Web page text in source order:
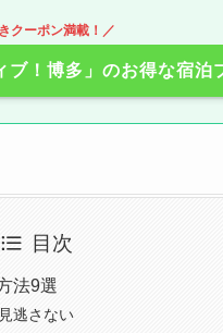
クーポン満載！／
！博多」のお得な宿泊
目次
法9選
逃さない